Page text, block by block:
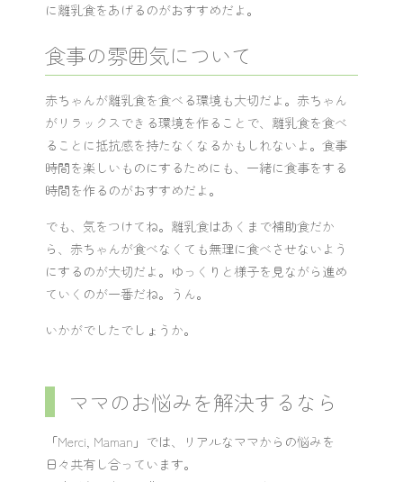
に離乳食をあげるのがおすすめだよ。
食事の雰囲気について
赤ちゃんが離乳食を食べる環境も大切だよ。赤ちゃん
がリラックスできる環境を作ることで、離乳食を食べ
ることに抵抗感を持たなくなるかもしれないよ。食事
時間を楽しいものにするためにも、一緒に食事をする
時間を作るのがおすすめだよ。
でも、気をつけてね。離乳食はあくまで補助食だか
ら、赤ちゃんが食べなくても無理に食べさせないよう
にするのが大切だよ。ゆっくりと様子を見ながら進め
ていくのが一番だね。うん。
いかがでしたでしょうか。
ママのお悩みを解決するなら
「Merci, Maman」では、リアルなママからの悩みを
日々共有し合っています。